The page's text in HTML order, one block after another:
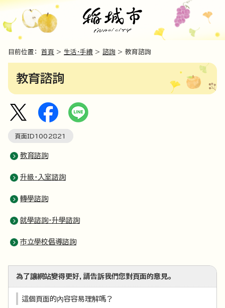
目前位置： 首頁 > 生活・手續 > 諮詢 > 教育諮詢
教育諮詢
頁面ID1002821
教育諮詢
升級・入室諮詢
轉學諮詢
就學諮詢・升學諮詢
市立學校倡導諮詢
為了讓網站變得更好，請告訴我們您對頁面的意見。
這個頁面的內容容易理解嗎？